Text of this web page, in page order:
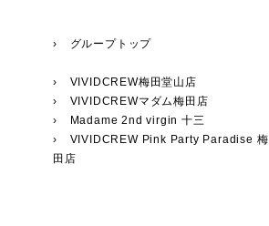
› グループトップ
› VIVIDCREW梅田堂山店
› VIVIDCREWマダム梅田店
›
Madame 2nd virgin 十三
› VIVIDCREW Pink Party Paradise 梅
田店